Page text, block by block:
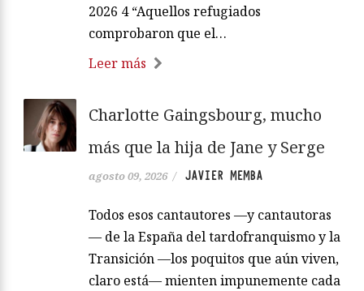
2026 4 “Aquellos refugiados
comprobaron que el…
Leer más
Charlotte Gaingsbourg, mucho
más que la hija de Jane y Serge
agosto 09, 2026 / JAVIER MEMBA
Todos esos cantautores —y cantautoras
— de la España del tardofranquismo y la
Transición —los poquitos que aún viven,
claro está— mienten impunemente cada